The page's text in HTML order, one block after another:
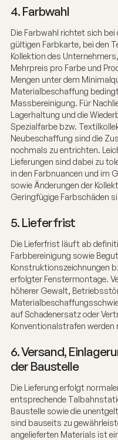
4. Farbwahl
Die Farbwahl richtet sich
gültigen Farbkarte, bei den
Kollektion des
Mehrpreis pro Farbe und
Mengen unter dem
Materialbeschaffung
Massbereinigung. Für
Lagerhaltung und die
Spezialfarbe bzw.
Neubeschaffung sind die
nochmals zu entrichten.
Lieferungen sind dabei zu
in den Farbnuancen und im
sowie Änderungen der
Geringfügige Farbschäden
5. Lieferfrist
Die Lieferfrist läuft ab
Farbbereinigung sowie
Konstruktionszeichnungen
erfolgter Fenstermontage.
höherer Gewalt,
auf Schadenersatz oder
Konventionalstrafen
6. Versand,
der Baustelle
Die Lieferung erfolgt
entsprechende
Baustelle sowie die
sind bauseits zu
angelieferten Materials ist